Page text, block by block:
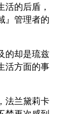
的后盾，
』管理者的
的却是琉兹
活方面的事
法兰黛莉卡